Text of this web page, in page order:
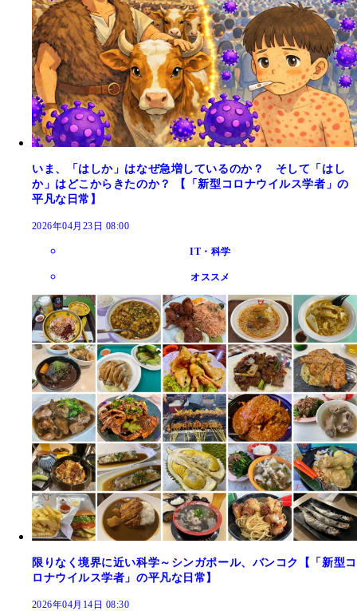
いま、「はしか」はなぜ急増しているのか？ そして「はし
か」はどこからきたのか？ 【「新型コロナウイルス学者」の
平凡な日常】
2026年04月23日 08:00
IT・科学
オススメ
限りなく境界に近い科学～シンガポール、バンコク【「新型コ
ロナウイルス学者」の平凡な日常】
2026年04月14日 08:30